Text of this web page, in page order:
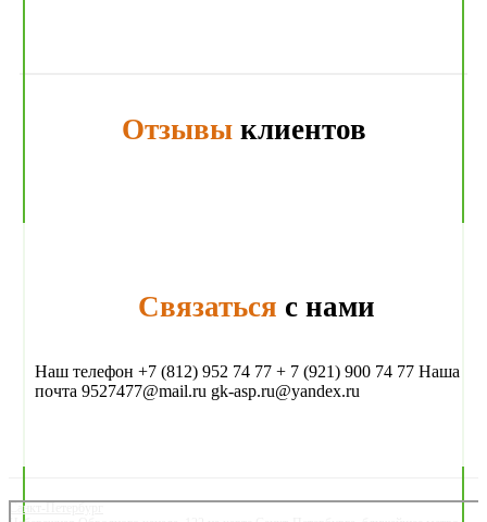
Отзывыклиентов
Связаться с нами
Наш телефон +7 (812) 952 74 77 + 7 (921) 900 74 77 Наша
почта 9527477@mail.ru gk-asp.ru@yandex.ru
Санкт‑Петербург